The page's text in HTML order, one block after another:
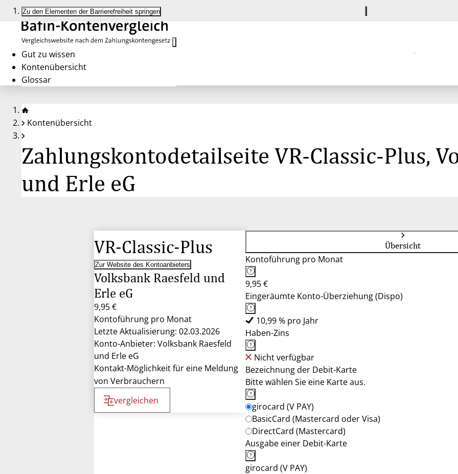
Zu den Elementen der Barrierefreiheit springen
Gut zu wissen
Kontenübersicht
Glossar
Kontenübersicht
Zahlungskontodetailseite VR-Classic-Plus,
und Erle eG
VR-Classic-Plus
Zur Website des Kontoanbieters
Volksbank Raesfeld und
Erle eG
9,95 €
Kontoführung pro Monat
Letzte Aktualisierung: 02.03.2026
Konto-Anbieter: Volksbank Raesfeld
und Erle eG
Kontakt-Möglichkeit für eine Meldung
von Verbrauchern
vergleichen
Übersicht
Kontoführung pro Monat
9,95 €
Eingeräumte Konto-Überziehung (Dispo)
10,99 % pro Jahr
Haben-Zins
Nicht verfügbar
Bezeichnung der Debit-Karte
Bitte wählen Sie eine Karte aus.
girocard (V PAY)
BasicCard (Mastercard oder Visa)
DirectCard (Mastercard)
Ausgabe einer Debit-Karte
girocard (V PAY)